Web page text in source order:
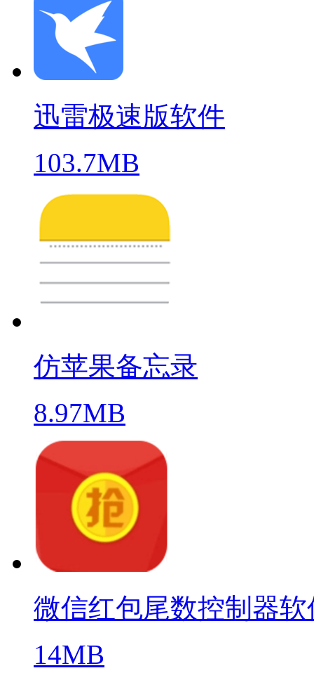
迅雷极速版软件
103.7MB
仿苹果备忘录
8.97MB
微信红包尾数控制器软
14MB